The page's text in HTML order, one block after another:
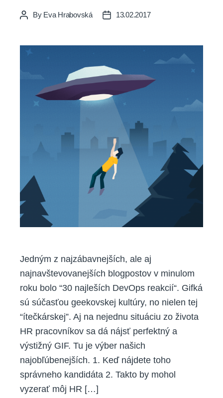
PostBy Eva Hrabovská
Post13.02.2017
Jedným z najzábavnejších, ale aj
najnavštevovanejších blogpostov v minulom
roku bolo “30 najleších DevOps reakcií“. Gifká
sú súčasťou geekovskej kultúry, no nielen tej
“ítečkárskej”. Aj na nejednu situáciu zo života
HR pracovníkov sa dá nájsť perfektný a
výstižný GIF. Tu je výber našich
najobľúbenejších. 1. Keď nájdete toho
správneho kandidáta 2. Takto by mohol
vyzerať môj HR […]